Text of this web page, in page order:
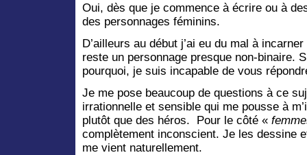
Oui, dès que je commence à écrire ou à
des personnages féminins.
D’ailleurs au début j’ai eu du mal à
reste un personnage presque non-binaire.
pourquoi, je suis incapable de vous
Je me pose beaucoup de questions à ce
irrationnelle et sensible qui me pousse à
plutôt que des héros. Pour le côté «
complètement inconscient. Je les dessine
me vient naturellement.